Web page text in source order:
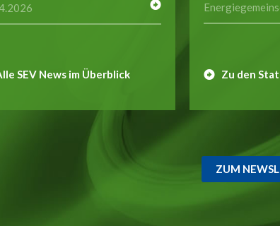
SEV News im Überblick Zu den
ZUM